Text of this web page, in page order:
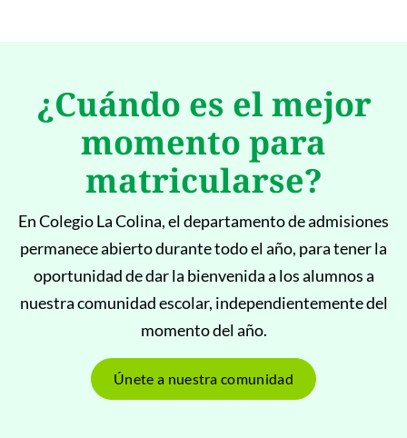
¿Cuándo es el mejor
momento para
matricularse?
En Colegio La Colina, el departamento de admisiones
permanece abierto durante todo el año, para tener la
oportunidad de dar la bienvenida a los alumnos a
nuestra comunidad escolar, independientemente del
momento del año.
Únete a nuestra comunidad